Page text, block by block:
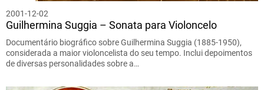
2001-12-02
Guilhermina Suggia – Sonata para Violoncelo
Documentário biográfico sobre Guilhermina Suggia (1885-1950),
considerada a maior violoncelista do seu tempo. Inclui depoimentos
de diversas personalidades sobre a…